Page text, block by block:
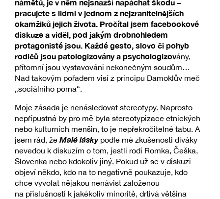
námětů, je v něm nejsnazší napáchat škodu –
pracujete s lidmi v jednom z nejzranitelnějších
okamžiků jejich života. Pročítal jsem facebookové
diskuze a viděl, pod jakým drobnohledem
protagonisté jsou. Každé gesto, slovo či pohyb
rodičů jsou patologizovány a psychologizovány,
přítomní jsou vystavováni nekonečným soudům…
Nad takovým pořadem visí z principu Damoklův meč
„sociálního porna“.
Moje zásada je nenásledovat stereotypy. Naprosto
nepřípustná by pro mě byla stereotypizace etnických
nebo kulturních menšin, to je nepřekročitelné tabu. A
jsem rád, že Malé láskypodle mé zkušenosti diváky
nevedou k diskuzím o tom, jestli rodí Romka, Češka,
Slovenka nebo kdokoliv jiný. Pokud už se v diskuzi
objeví někdo, kdo na to negativně poukazuje, kdo
chce vyvolat nějakou nenávist založenou
na příslušnosti k jakékoliv minoritě, drtivá většina